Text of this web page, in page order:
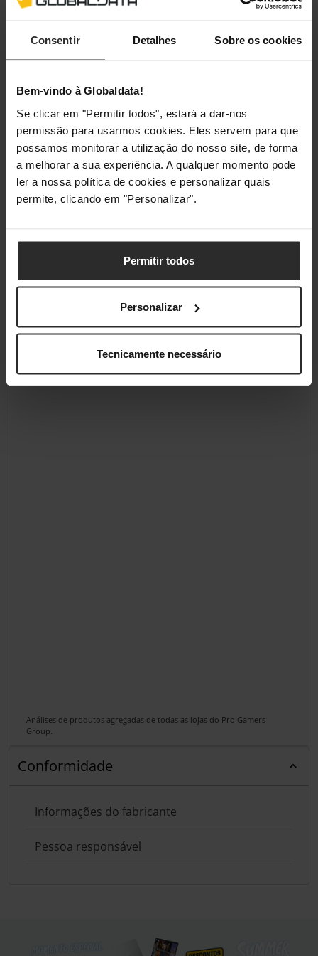
Consentir Detalhes Sobre os cookies
Bem-vindo à Globaldata!
Se clicar em "Permitir todos", estará a dar-nos
permissão para usarmos cookies. Eles servem para que
possamos monitorar a utilização do nosso site, de forma
a melhorar a sua experiência. A qualquer momento pode
ler a nossa política de cookies e personalizar quais
permite, clicando em "Personalizar".
Permitir todos
Personalizar
Tecnicamente necessário
Altura 32 mm
Peso 42 g
Conteúdo da embalagem
Quantidade por conjunto 1 unidade(s)
Classificações
Análises de produtos agregadas de todas as lojas do Pro Gamers
Group.
Conformidade
Informações do fabricante
Pessoa responsável